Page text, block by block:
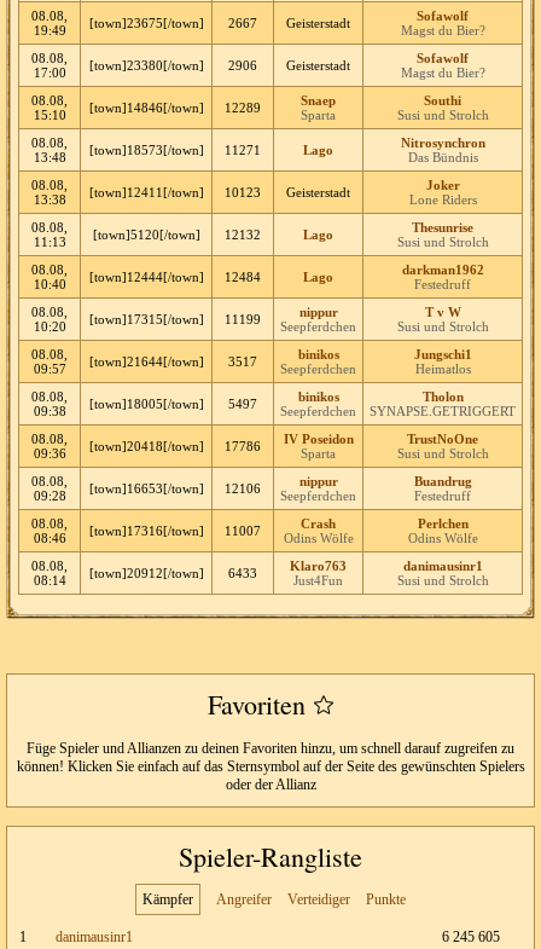
08.08,
19:49
[town]23675[/town] 2667 Geisterstadt
Sofawolf
Magst du Bier?
08.08,
17:00
[town]23380[/town] 2906 Geisterstadt
Sofawolf
Magst du Bier?
08.08,
15:10
[town]14846[/town] 12289
Snaep
Sparta
Southi
Susi und Strolch
08.08,
13:48
[town]18573[/town] 11271 Lago
Nitrosynchron
Das Bündnis
08.08,
13:38
[town]12411[/town] 10123 Geisterstadt
Joker
Lone Riders
08.08,
11:13
[town]5120[/town] 12132 Lago
Thesunrise
Susi und Strolch
08.08,
10:40
[town]12444[/town] 12484 Lago
darkman1962
Festedruff
08.08,
10:20
[town]17315[/town] 11199
nippur
Seepferdchen
T v W
Susi und Strolch
08.08,
09:57
[town]21644[/town] 3517
binikos
Seepferdchen
Jungschi1
Heimatlos
08.08,
09:38
[town]18005[/town] 5497
binikos
Seepferdchen
Tholon
SYNAPSE.GETRIGGERT
08.08,
09:36
[town]20418[/town] 17786
IV Poseidon
Sparta
TrustNoOne
Susi und Strolch
08.08,
09:28
[town]16653[/town] 12106
nippur
Seepferdchen
Buandrug
Festedruff
08.08,
08:46
[town]17316[/town] 11007
Crash
Odins Wölfe
Perlchen
Odins Wölfe
08.08,
08:14
[town]20912[/town] 6433
Klaro763
Just4Fun
danimausinr1
Susi und Strolch
Favoriten
Füge Spieler und Allianzen zu deinen Favoriten hinzu, um schnell darauf zugreifen zu
können! Klicken Sie einfach auf das Sternsymbol auf der Seite des gewünschten Spielers
oder der Allianz
Spieler-Rangliste
Kämpfer Angreifer Verteidiger Punkte
1 danimausinr1
6 245 605